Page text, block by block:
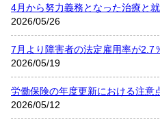
4月から努力義務となった治療と
2026/05/26
7月より障害者の法定雇用率が2.7
2026/05/19
労働保険の年度更新における注意
2026/05/12